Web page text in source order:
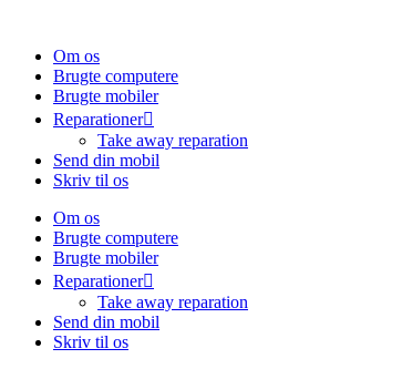
Om os
Brugte computere
Brugte mobiler
Reparationer
Take away reparation
Send din mobil
Skriv til os
Om os
Brugte computere
Brugte mobiler
Reparationer
Take away reparation
Send din mobil
Skriv til os